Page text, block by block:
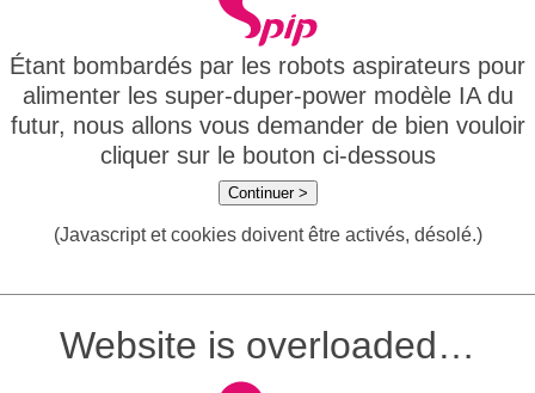
Étant bombardés par les robots aspirateurs pour
alimenter les super-duper-power modèle IA du
futur, nous allons vous demander de bien vouloir
cliquer sur le bouton ci-dessous
Continuer >
(Javascript et cookies doivent être activés, désolé.)
Website is overloaded…